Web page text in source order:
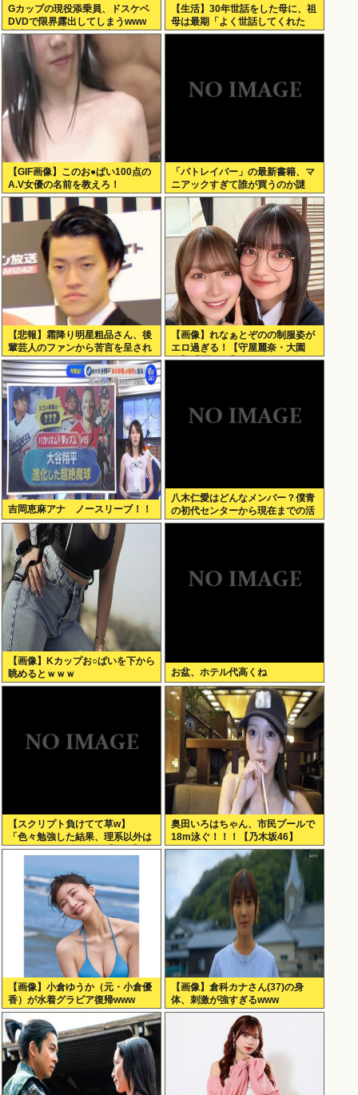
Gカップの現役添乗員、ドスケベ
DVDで限界露出してしまうwww
小山玲奈、手ぶらや極小ビキニで
大放出！！新作「聖なる山」の動
画＆画像まとめ！
【生活】30年世話をした母に、祖
母は最期「よく世話してくれた
ね。ずっと嫌いだったのが残念だ
【GIF画像】このお●ぱい100点の
A.V女優の名前を教えろ！
「パトレイバー」の最新書籍、マ
ニアックすぎて誰が買うのか謎
【悲報】霜降り明星粗品さん、後
輩芸人のファンから苦言を呈され
ブチギレ発狂…
【画像】れなぁとぞのの制服姿が
エロ過ぎる！【守屋麗奈・大園
玲】【櫻坂46】
吉岡恵麻アナ ノースリーブ！！
八木仁愛はどんなメンバー？僕青
の初代センターから現在までの活
動を紹介
【画像】Kカップお○ぱいを下から
眺めるとｗｗｗ
お盆、ホテル代高くね
【スクリプト負けてて草w】
「色々勉強した結果、理系以外は
エラー品だと気付いた【ガチ】」
奥田いろはちゃん、市民プールで
18m泳ぐ！！！【乃木坂46】
【画像】小倉ゆうか（元・小倉優
香）が水着グラビア復帰www
【画像】倉科カナさん(37)の身
体、刺激が強すぎるwww